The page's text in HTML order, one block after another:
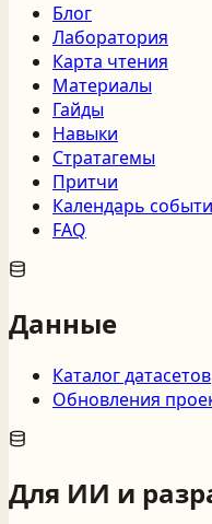
Блог
Лаборатория
Карта чтения
Материалы
Гайды
Навыки
Стратагемы
Притчи
Календарь
FAQ
Данные
Каталог датасетов
Обновления
Для ИИ и